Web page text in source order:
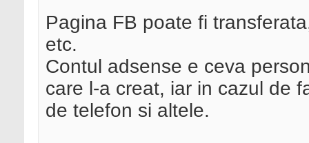
Pagina FB poate fi
etc.
Contul adsense e ceva
care l-a creat, iar in cazul de
de telefon si altele.